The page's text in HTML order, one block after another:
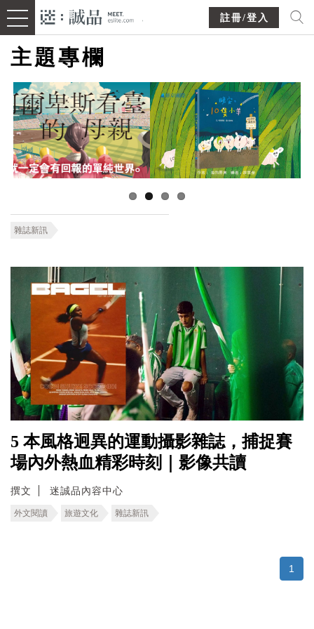
註冊/登入
主題專欄
雜誌新訊
5 本風格迥異的運動攝影雜誌，捕捉賽
場內外熱血精彩時刻｜影像共讀
撰文 迷誠品內容中心
外文閱讀 旅遊文化 雜誌新訊
1